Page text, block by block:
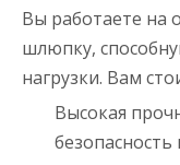
Вы работаете
шлюпку,
нагрузки. Вам
Высокая